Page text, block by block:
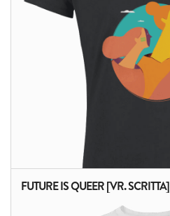
FUTURE IS QUEER [VR. SCRITTA]